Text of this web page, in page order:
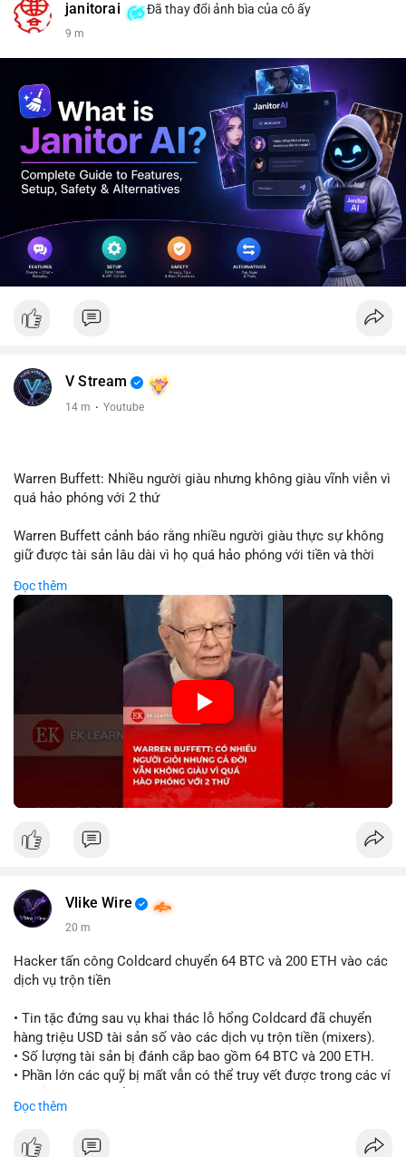
janitorai Đã thay đổi ảnh bìa của cô ấy
9 m
V Stream
14 m · Youtube
Warren Buffett: Nhiều người giàu nhưng không giàu vĩnh viễn vì
quá hảo phóng với 2 thứ
Warren Buffett cảnh báo rằng nhiều người giàu thực sự không
giữ được tài sản lâu dài vì họ quá hảo phóng với tiền và thời
nhuận tái đầu tư và suy giảm sức mạnh tăng trưởng danh mục.
Đối với nhà đầu tư crypto, giữ lại lợi nhuận để tái đầu tư vào
dự án tiềm năng quan trọng hơn chia sẻ quá mức. Cân bằng
đóng góp xã hội và bảo vệ tài sản giúp nhà đầu tư đạt được
bền vững tài chính mà Buffett đề cao.
🎥 Xem video trực tiếp tại:
Nguồn: KIEN THUC KINH TE
Đọc thêm
Vlike Wire
20 m
Hacker tấn công Coldcard chuyển 64 BTC và 200 ETH vào các
dịch vụ trộn tiền
• Tin tặc đứng sau vụ khai thác lỗ hổng Coldcard đã chuyển
hàng triệu USD tài sản số vào các dịch vụ trộn tiền (mixers).
• Số lượng tài sản bị đánh cắp bao gồm 64 BTC và 200 ETH.
• Phần lớn các quỹ bị mất vẫn có thể truy vết được trong các ví
#cryptonews
Đọc thêm